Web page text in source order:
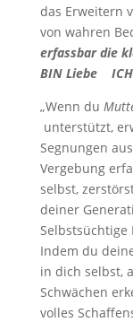
das Erweitern
von wahren
erfassbar die
BIN Liebe ICH
„Wenn du
unterstützt,
Segnungen
Vergebung
selbst,
deiner
Indem du
in dich selbst,
Schwächen
volles